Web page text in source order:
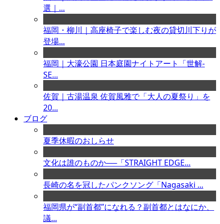
選｜...
福岡・柳川｜高座椅子で楽しむ夜の貸切川下りが
登場...
福岡｜大濠公園 日本庭園ナイトアート「世解-
SE...
佐賀｜古湯温泉 佐賀風雅で「大人の夏祭り」を
20...
ブログ
夏季休暇のおしらせ
文化は誰のものか──「STRAIGHT EDGE...
長崎の名を冠したパンクソング「Nagasaki ...
福岡県が“副首都”になれる？副首都とはなにか、
議...